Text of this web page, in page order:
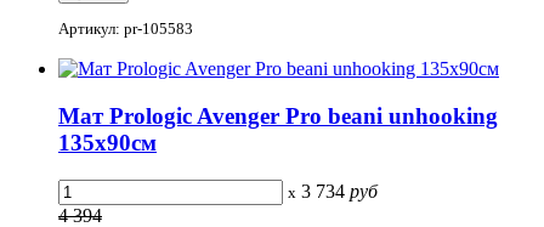
Артикул: pr-105583
Мат Prologic Avenger Pro beani unhooking
135х90см
x 3 734 руб
4 394